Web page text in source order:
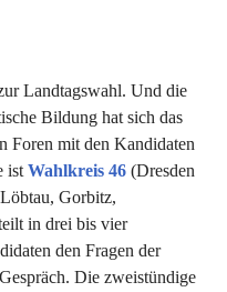
Landtagswahl. Und die
Bildung hat sich das
Foren mit den Kandidaten
istWahlkreis 46 (Dresden
Gorbitz,
in drei bis vier
den Fragen der
Die zweistündige